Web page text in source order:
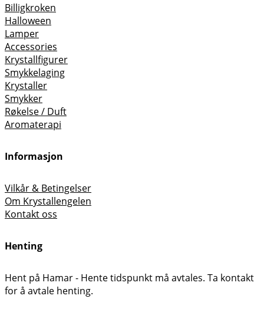
Billigkroken
Halloween
Lamper
Accessories
Krystallfigurer
Smykkelaging
Krystaller
Smykker
Røkelse / Duft
Aromaterapi
Informasjon
Vilkår & Betingelser
Om Krystallengelen
Kontakt oss
Henting
Hent på Hamar - Hente tidspunkt må avtales. Ta kontakt
for å avtale henting.